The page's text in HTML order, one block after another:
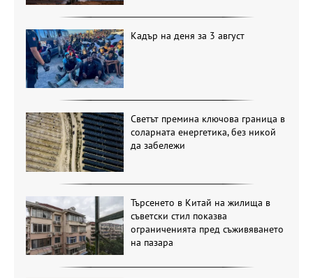
Кадър на деня за 3 август
Светът премина ключова граница в
соларната енергетика, без никой
да забележи
Търсенето в Китай на жилища в
съветски стил показва
ограниченията пред съживяването
на пазара